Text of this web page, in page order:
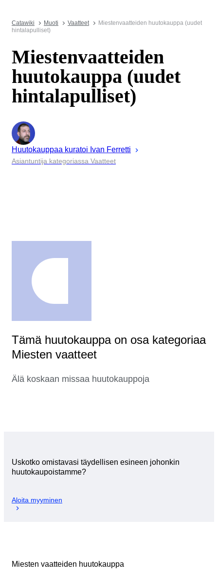
Catawiki Muoti Vaatteet
Miestenvaatteiden huutokauppa (uudet
hintalapulliset)
Miestenvaatteiden
huutokauppa (uudet
hintalapulliset)
Huutokauppaa kuratoi Ivan Ferretti
Asiantuntija kategoriassa Vaatteet
Tämä huutokauppa on osa kategoriaa
Miesten vaatteet
Älä koskaan missaa huutokauppoja
Uskotko omistavasi täydellisen esineen johonkin
huutokaupoistamme?
Aloita myyminen
Miesten vaatteiden huutokauppa